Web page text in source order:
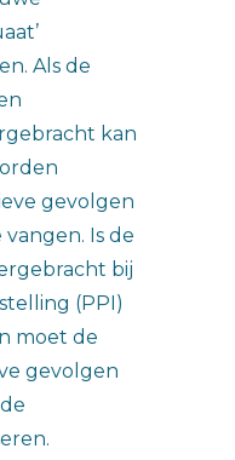
Als de
kan
gevolgen
Is de
bij
(PPI)
moet de
gevolgen